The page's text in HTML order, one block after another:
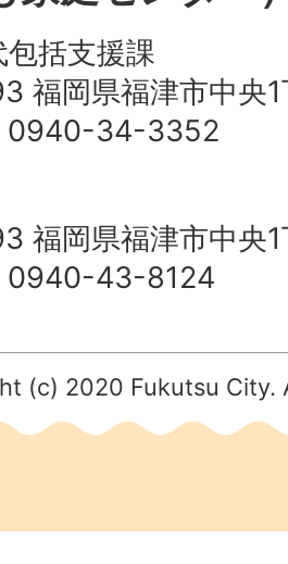
括支援課
福岡県福津市中央1
0940-34-3352
福岡県福津市中央1
0940-43-8124
(c) 2020 Fukutsu City.